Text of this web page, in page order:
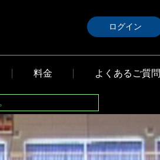
ログイン
料金 よくあるご質問